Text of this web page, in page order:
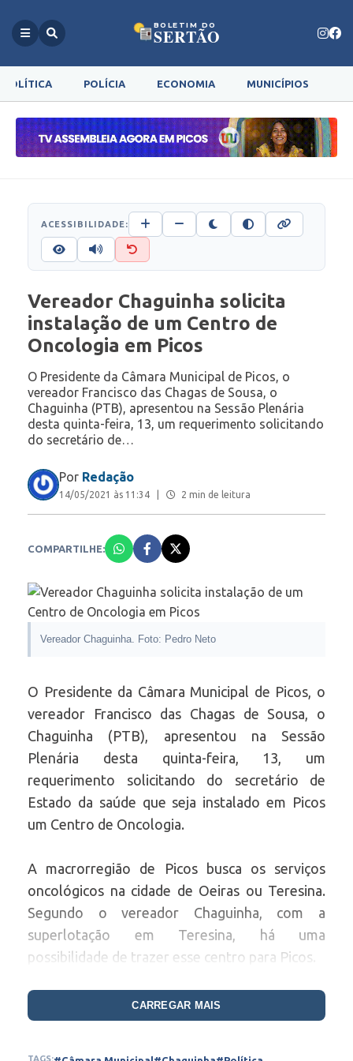
BOLETIM DO
SERTÃO
POLÍTICA POLÍCIA ECONOMIA MUNICÍPIOS
ACESSIBILIDADE:
Vereador Chaguinha solicita
instalação de um Centro de
Oncologia em Picos
O Presidente da Câmara Municipal de Picos, o
vereador Francisco das Chagas de Sousa, o
Chaguinha (PTB), apresentou na Sessão Plenária
desta quinta-feira, 13, um requerimento solicitando
do secretário de…
Por Redação
14/05/2021 às 11:34 2 min de leitura
COMPARTILHE:
Vereador Chaguinha. Foto: Pedro Neto
O Presidente da Câmara Municipal de Picos, o
vereador Francisco das Chagas de Sousa, o
Chaguinha (PTB), apresentou na Sessão
Plenária desta quinta-feira, 13, um
requerimento solicitando do secretário de
Estado da saúde que seja instalado em Picos
um Centro de Oncologia.
A macrorregião de Picos busca os serviços
oncológicos na cidade de Oeiras ou Teresina.
Segundo o vereador Chaguinha, com a
superlotação em Teresina, há uma
possibilidade de trazer esse centro para Picos.
“Picos já teve oportunidade no passado de
disputar uma vaga para o Centro de Oncologia.
CARREGAR MAIS
TAGS: